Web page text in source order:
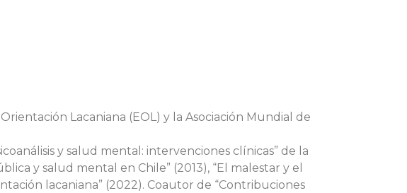
Lacaniana (EOL) y la Asociación Mundial de
y salud mental: intervenciones clínicas” de la
y salud mental en Chile” (2013), “El malestar y el
lacaniana” (2022). Coautor de “Contribuciones